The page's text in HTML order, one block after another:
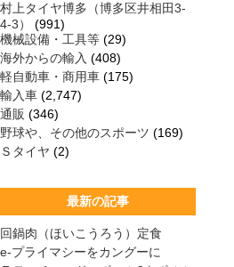
村上タイヤ博多（博多区井相田3-
4-3）
(991)
機械設備・工具等 (29)
海外からの輸入 (408)
軽自動車・商用車 (175)
輸入車 (2,747)
通販 (346)
野球や、その他のスポーツ (169)
Ｓタイヤ (2)
最新の記事
回鍋肉（ほいこうろう）定食
e-プライマシーをカングーに